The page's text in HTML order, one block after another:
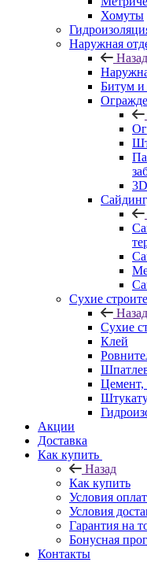
Хомуты
Наружная
Назад
Битум и
Сухие
Назад
Сухие
Клей
Цемент,
Акции
Доставка
Как купить
Назад
Как купить
Условия
Условия
Гарантия на
Бонусная
Контакты